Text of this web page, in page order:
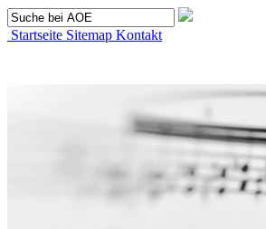
Startseite Sitemap Kontakt